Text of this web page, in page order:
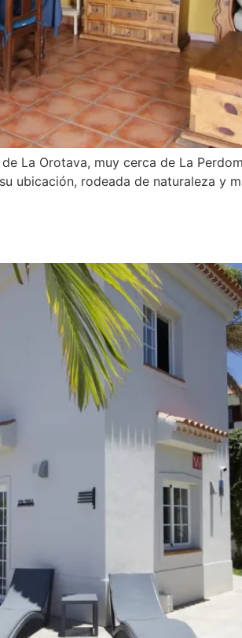
La Orotava, muy cerca de La
ubicación, rodeada de naturaleza y